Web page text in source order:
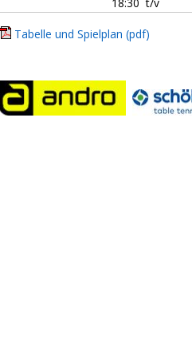
Tabelle und Spielplan (pdf)